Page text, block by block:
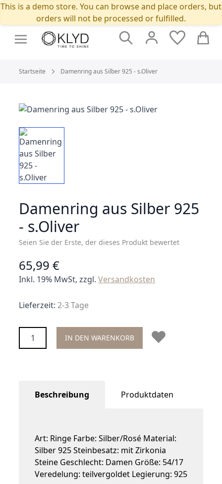
This is a demo store. You can browse and place orders, but
orders will not be processed or fulfilled.
Suche
Cart
Startseite Damenring aus Silber 925 - s.Oliver
Damenring aus Silber 925
- s.Oliver
Seien Sie der Erste, der dieses Produkt bewertet
65,99 €
Inkl. 19% MwSt, zzgl. Versandkosten
Lieferzeit: 2-3 Tage
Menge IN DEN WARENKORB
Beschreibung Produktdaten
Art: Ringe Farbe: Silber/Rosé Material:
Silber 925 Steinbesatz: mit Zirkonia
Steine Geschlecht: Damen Größe: 54/17
Veredelung: teilvergoldet Legierung: 925